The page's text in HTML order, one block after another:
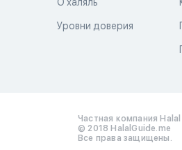
Уровни доверия
Частная компания Halal
© 2018 HalalGuide.me
Все права защищены.